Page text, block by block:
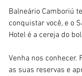
Balneário Camboriú
conquistar você, e o
Hotel é a cereja do
Venha nos conhecer.
as suas reservas e